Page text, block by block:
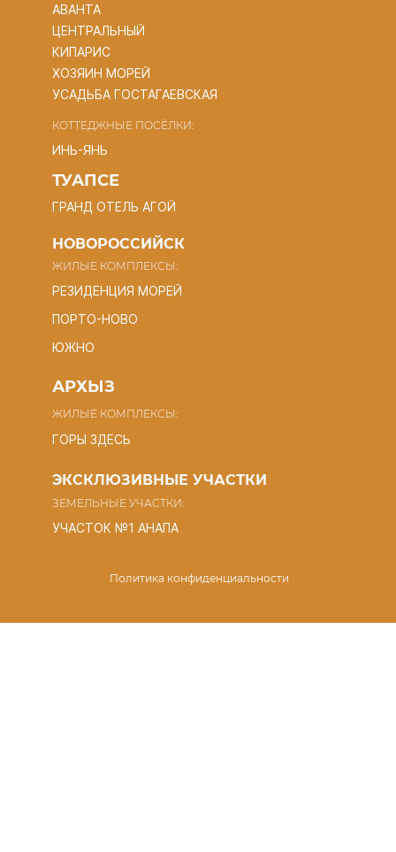
АВАНТА
ЦЕНТРАЛЬНЫЙ
КИПАРИС
ХОЗЯИН МОРЕЙ
УСАДЬБА ГОСТАГАЕВСКАЯ
КОТТЕДЖНЫЕ ПОСЁЛКИ:
ИНЬ-ЯНЬ
ТУАПСЕ
ГРАНД ОТЕЛЬ АГОЙ
НОВОРОССИЙСК
ЖИЛЫЕ КОМПЛЕКСЫ:
РЕЗИДЕНЦИЯ МОРЕЙ
ПОРТО-НОВО
ЮЖНО
АРХЫЗ
ЖИЛЫЕ КОМПЛЕКСЫ:
ГОРЫ ЗДЕСЬ
ЭКСКЛЮЗИВНЫЕ УЧАСТКИ
ЗЕМЕЛЬНЫЕ УЧАСТКИ:
УЧАСТОК №1 АНАПА
Политика конфиденциальности